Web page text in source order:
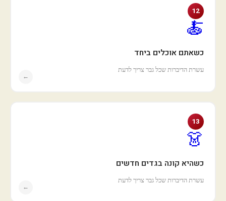
12
🍝
כשאתם אוכלים ביחד
עשרת הדיברות שכל גבר צריך לדעת
←
13
👗
כשהיא קונה בגדים חדשים
עשרת הדיברות שכל גבר צריך לדעת
←